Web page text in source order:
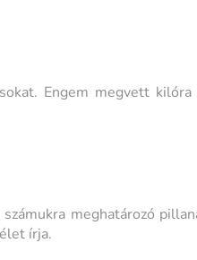
Engem megvett kilóra
meghatározó
írja.